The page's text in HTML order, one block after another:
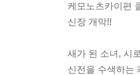
케모노츠카이편
신장 개막!!
새가 된 소녀, 시
신전을 수색하는